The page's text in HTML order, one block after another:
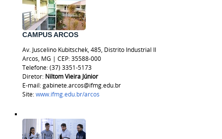
CAMPUS ARCOS
Av. Juscelino Kubitschek, 485, Distrito Industrial II
Arcos, MG | CEP: 35588-000
Telefone: (37) 3351-5173
Diretor: Niltom Vieira Júnior
E-mail: gabinete.arcos@ifmg.edu.br
Site:www.ifmg.edu.br/arcos